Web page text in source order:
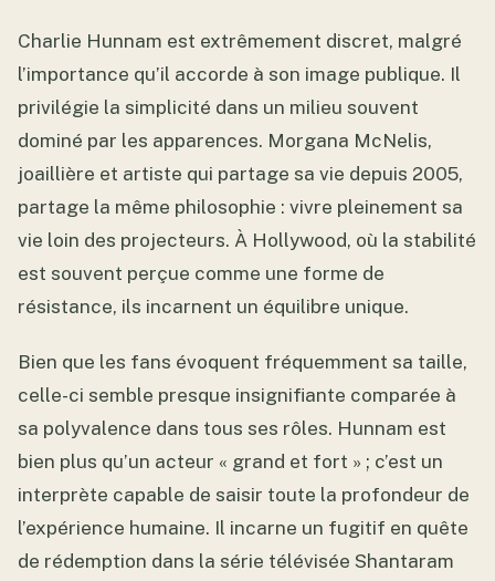
Charlie Hunnam est extrêmement discret, malgré
l’importance qu’il accorde à son image publique. Il
privilégie la simplicité dans un milieu souvent
dominé par les apparences. Morgana McNelis,
joaillière et artiste qui partage sa vie depuis 2005,
partage la même philosophie : vivre pleinement sa
vie loin des projecteurs. À Hollywood, où la stabilité
est souvent perçue comme une forme de
résistance, ils incarnent un équilibre unique.
Bien que les fans évoquent fréquemment sa taille,
celle-ci semble presque insignifiante comparée à
sa polyvalence dans tous ses rôles. Hunnam est
bien plus qu’un acteur « grand et fort » ; c’est un
interprète capable de saisir toute la profondeur de
l’expérience humaine. Il incarne un fugitif en quête
de rédemption dans la série télévisée Shantaram